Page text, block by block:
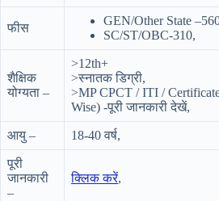
फीस
GEN/Other State
SC/ST/OBC-310,
शैक्षिक
योग्यता –
>12th+
>स्नातक डिग्री,
>MP CPCT / ITI /
Wise) -पूरी जानकारी देखें,
आयु – 18-40 वर्ष,
पूरी
जानकारी
–
क्लिक करें,